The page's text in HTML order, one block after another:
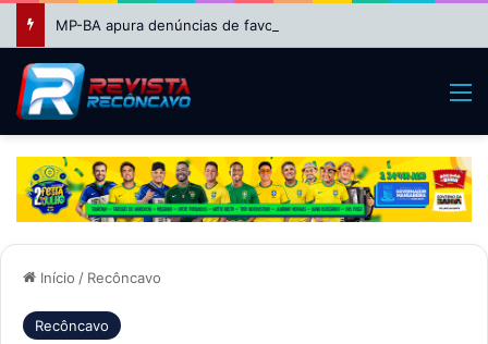
Início / Recôncavo
Recôncavo